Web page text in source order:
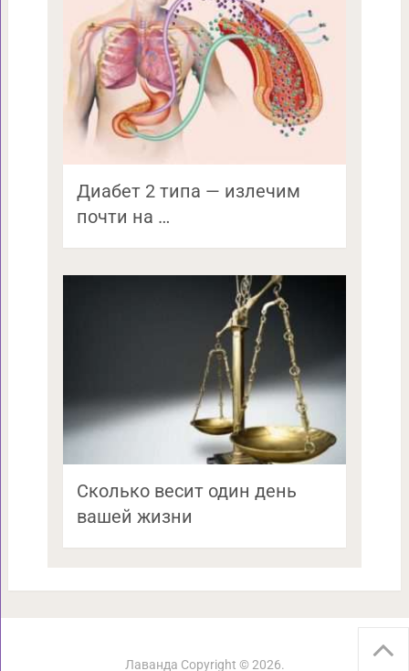
Диабет 2 типа — излечим
почти на …
Сколько весит один день
вашей жизни
Лаванда Copyright © 2026.